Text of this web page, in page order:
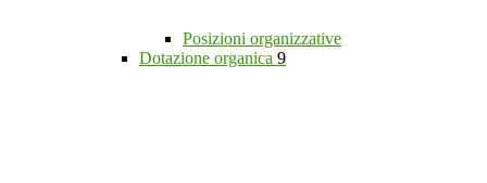
Posizioni organizzative
Dotazione organica 9